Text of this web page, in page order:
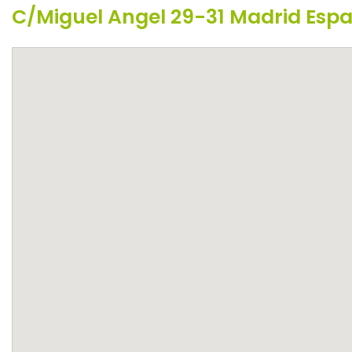
C/Miguel Angel 29-31 Madrid